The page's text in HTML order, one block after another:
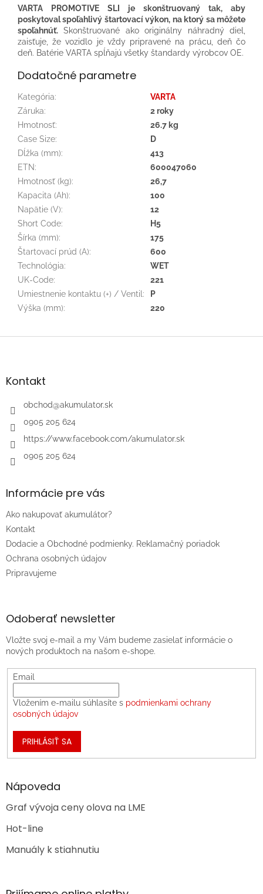
VARTA PROMOTIVE SLI je skonštruovaný tak, aby
poskytoval spoľahlivý štartovací výkon, na ktorý sa môžete
spoľahnúť. Skonštruované ako originálny náhradný diel,
zaisťuje, že vozidlo je vždy pripravené na prácu, deň čo
deň.​ Batérie VARTA spĺňajú všetky štandardy výrobcov OE.​
Dodatočné parametre
Kategória:
VARTA
Záruka:
2 roky
Hmotnosť:
26.7 kg
Case Size:
D
Dĺžka (mm):
413
ETN:
600047060
Hmotnosť (kg):
26,7
Kapacita (Ah):
100
Napätie (V):
12
Short Code:
H5
Šírka (mm):
175
Štartovací prúd (A):
600
Technológia:
WET
UK-Code:
221
Umiestnenie kontaktu (+) / Ventil :
P
Výška (mm): 220
Z
äKontakt
obchod@akumulator.sk
0905 205 624
https://www.facebook.com/akumulator.sk
0905 205 624
Informácie pre vás
Ako nakupovať akumulátor?
Kontakt
Dodacie a Obchodné podmienky. Reklamačný poriadok
Ochrana osobných údajov
Pripravujeme
Odoberať newsletter
Vložte svoj e-mail a my Vám budeme zasielať informácie o
nových produktoch na našom e-shope.
Email
Vložením e-mailu súhlasíte s podmienkami ochrany
osobných údajov
PRIHLÁSIŤ SA
Nápoveda
Graf vývoja ceny olova na LME
Hot-line
Manuály k stiahnutiu